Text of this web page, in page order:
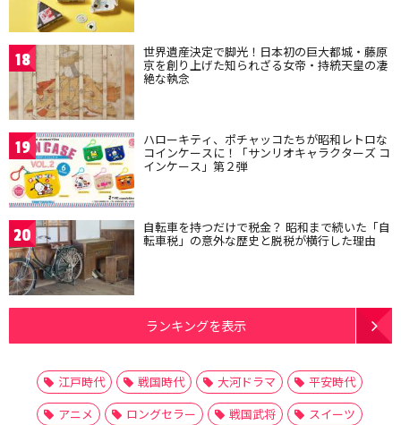
18 世界遺産決定で脚光！日本初の巨大都城・藤原
京を創り上げた知られざる女帝・持統天皇の凄
絶な執念
19 ハローキティ、ポチャッコたちが昭和レトロな
コインケースに！「サンリオキャラクターズ コ
インケース」第２弾
20 自転車を持つだけで税金？ 昭和まで続いた「自
転車税」の意外な歴史と脱税が横行した理由
ランキングを表示
江戸時代 戦国時代 大河ドラマ
平安時代
アニメ
ロングセラー 戦国武将
スイーツ